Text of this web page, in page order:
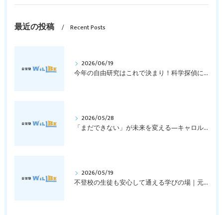
最近の投稿 Recent Posts
2026/06/19
今年の自由研究はこれで決まり！科学探偵になって指紋の謎を解き明かそう！｜元中学高校教員で私立学校の放課後校内塾を経営する西宮・今津の習いごと教室＆自習塾WillBe
2026/05/28
「まだできない」が未来を変える―キャロル・ドゥエックの成長マインドセットとは？｜元中学高校教員で私立学校の放課後校内塾を経営する西宮・今津の習いごと教室＆自習塾WillBe
2026/05/19
不登校の生徒も安心して通える学びの場｜元中学高校教員で私立学校の放課後校内塾を経営する西宮・今津の習いごと教室＆自習塾WillBe